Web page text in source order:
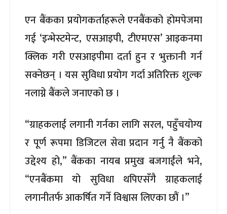
एन बैंकका प्रयोगकर्ताहरूले एनबैंकको होमपेजमा
गई ‘इन्भेस्टमेन्ट, एसआइपी, टीएमएस’ आइकनमा
क्लिक गरी एसआइपीमा दर्ता हुन र भुक्तानी गर्न
सक्नेछन् । यस सुविधा प्रयोग गर्दा अतिरिक्त शुल्क
नलाग्ने बैंकले जनाएको छ ।
“ग्राहकलाई लगानी गर्नका लागि सरल, पहुँचयोग्य
र पूर्ण रूपमा डिजिटल सेवा प्रदान गर्नु नै बैंकको
उद्देश्य हो,” बैंकका नायब प्रमुख बजगाईंले भने,
“एनबैंकमा यो सुविधा थपिएसँगै ग्राहकलाई
लगानीतर्फ आकर्षित गर्ने विश्वास लिएका छौं ।”